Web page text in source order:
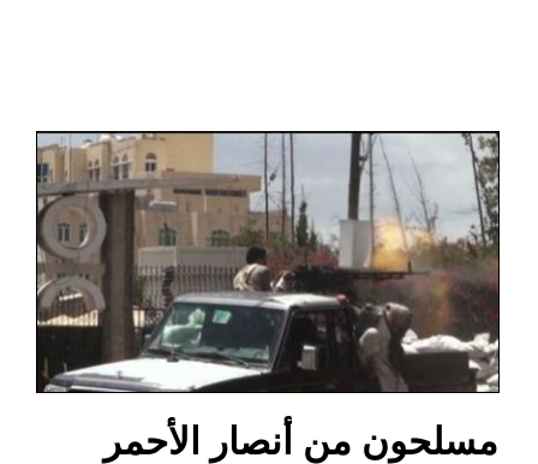
مسلحون من أنصار الأحمر